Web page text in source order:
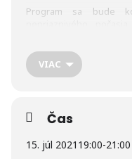
Program sa bude
zlého počasia budú
Vstup na podujatia je
VIAC
Čas
15. júl 2021 19:00-21:00